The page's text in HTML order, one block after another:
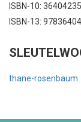
ISBN-10:
ISBN-13:
thane-rosenbaum